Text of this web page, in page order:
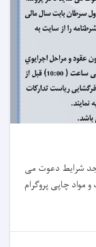
شرایط دعوت می
مواد چاپی پروگرام